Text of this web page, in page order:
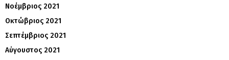
Νοέμβριος 2021
Οκτώβριος 2021
Σεπτέμβριος 2021
Αύγουστος 2021